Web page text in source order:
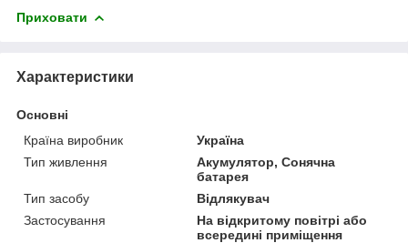
Приховати
Характеристики
Основні
Країна виробник
Україна
Тип живлення
Акумулятор, Сонячна
батарея
Тип засобу
Відлякувач
Застосування
На відкритому повітрі або
всередині приміщення